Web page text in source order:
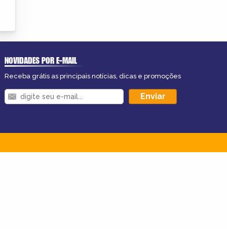
NOVIDADES POR E-MAIL
Receba grátis as principais notícias, dicas e promoções